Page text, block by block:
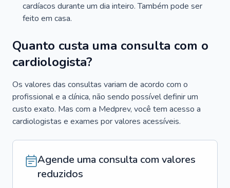
cardíacos durante um dia inteiro. Também pode ser
feito em casa.
Quanto custa uma consulta com o
cardiologista?
Os valores das consultas variam de acordo com o
profissional e a clínica, não sendo possível definir um
custo exato. Mas com a Medprev, você tem acesso a
cardiologistas e exames por valores acessíveis.
Agende uma consulta com valores
reduzidos